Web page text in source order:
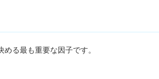
る最も重要な因子です。